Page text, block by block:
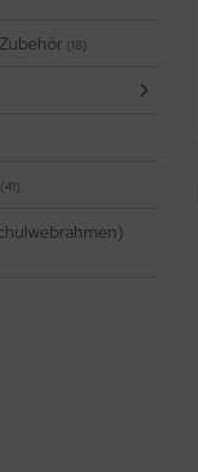
(18)
(41)